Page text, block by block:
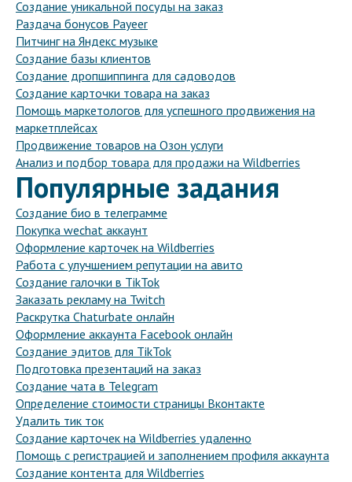
Создание уникальной посуды на заказ
Раздача бонусов Payeer
Питчинг на Яндекс музыке
Создание базы клиентов
Создание дропшиппинга для садоводов
Создание карточки товара на заказ
Помощь маркетологов для успешного продвижения на
маркетплейсах
Продвижение товаров на Озон услуги
Анализ и подбор товара для продажи на Wildberries
Популярные задания
Создание био в телеграмме
Покупка wechat аккаунт
Оформление карточек на Wildberries
Работа с улучшением репутации на авито
Создание галочки в TikTok
Заказать рекламу на Twitch
Раскрутка Chaturbate онлайн
Оформление аккаунта Facebook онлайн
Создание эдитов для TikTok
Подготовка презентаций на заказ
Создание чата в Telegram
Определение стоимости страницы Вконтакте
Удалить тик ток
Создание карточек на Wildberries удаленно
Помощь с регистрацией и заполнением профиля аккаунта
Создание контента для Wildberries